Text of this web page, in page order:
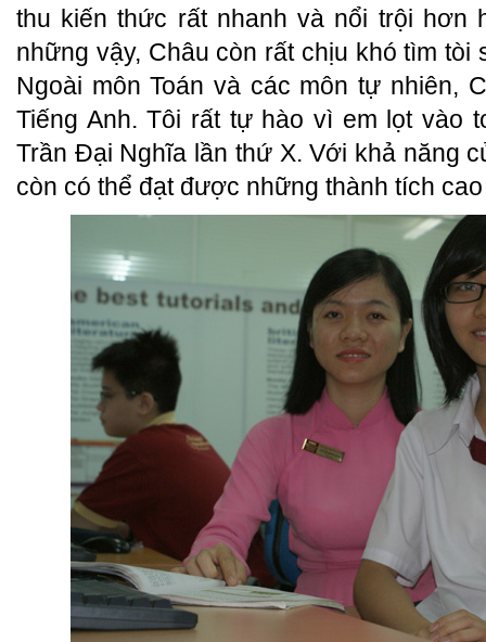
thu kiến thức rất nhanh và nổi trội hơn
những vậy, Châu còn rất chịu khó tìm tòi
Ngoài môn Toán và các môn tự nhiên,
Tiếng Anh. Tôi rất tự hào vì em lọt vào
Trần Đại Nghĩa lần thứ X. Với khả năng
còn có thể đạt được những thành tích